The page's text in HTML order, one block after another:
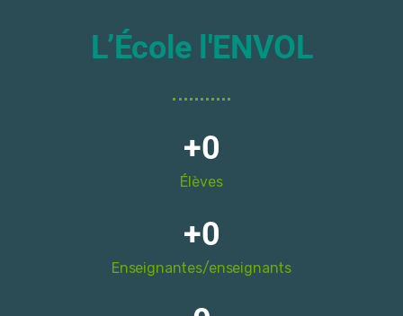
L’École l'ENVOL
Élèves
+0
Enseignantes/enseignants
+0